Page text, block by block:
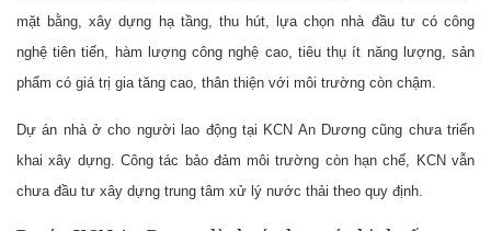
mặt bằng, xây dựng hạ tầng, thu hút, lựa chọn nhà đầu tư có công
nghệ tiên tiến, hàm lượng công nghệ cao, tiêu thụ ít năng lượng, sản
phẩm có giá trị gia tăng cao, thân thiện với môi trường còn chậm.
Dự án nhà ở cho người lao động tại KCN An Dương cũng chưa triển
khai xây dựng. Công tác bảo đảm môi trường còn hạn chế, KCN vẫn
chưa đầu tư xây dựng trung tâm xử lý nước thải theo quy định.